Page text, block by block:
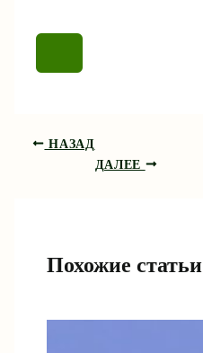
НАЗАД
ДАЛЕЕ
Похожие статьи